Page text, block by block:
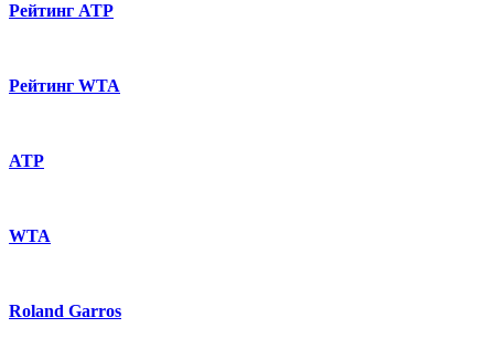
Рейтинг ATP
Рейтинг WTA
ATP
WTA
Roland Garros